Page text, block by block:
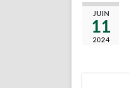
JUIN
11
2024